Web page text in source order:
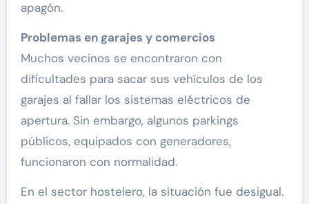
apagón.
Problemas en garajes y comercios
Muchos vecinos se encontraron con
dificultades para sacar sus vehículos de los
garajes al fallar los sistemas eléctricos de
apertura. Sin embargo, algunos parkings
públicos, equipados con generadores,
funcionaron con normalidad.
En el sector hostelero, la situación fue desigual.